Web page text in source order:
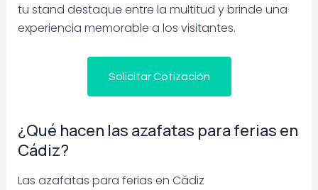
tu stand destaque entre la multitud y brinde una
experiencia memorable a los visitantes.
Solicitar Cotización
¿Qué hacen las azafatas para ferias en
Cádiz?
Las azafatas para ferias en Cádiz